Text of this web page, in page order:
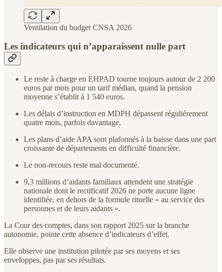
Ventilation du budget CNSA 2026
Les indicateurs qui n’apparaissent nulle part
Le reste à charge en EHPAD tourne toujours autour de 2 200
euros par mois pour un tarif médian, quand la pension
moyenne s’établit à 1 540 euros.
Les délais d’instruction en MDPH dépassent régulièrement
quatre mois, parfois davantage.
Les plans d’aide APA sont plafonnés à la baisse dans une part
croissante de départements en difficulté financière.
Le non-recours reste mal documenté.
9,3 millions d’aidants familiaux attendent une stratégie
nationale dont le rectificatif 2026 ne porte aucune ligne
identifiée, en dehors de la formule rituelle « au service des
personnes et de leurs aidants ».
La Cour des comptes, dans son rapport 2025 sur la branche
autonomie, pointe cette absence d’indicateurs d’effet.
Elle observe une institution pilotée par ses moyens et ses
enveloppes, pas par ses résultats.